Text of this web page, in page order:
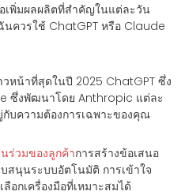
เพิ่มผลผลิตที่สำคัญในแต่ละวัน
ควรใช้ ChatGPT หรือ Claude
หน้าที่สุดในปี 2025 ChatGPT ซึ่ง
ซึ่งพัฒนาโดย Anthropic แต่ละ
บความต้องการเฉพาะของคุณ
ร่วมของลูกค้าการสร้างข้อเสนอ
สนุนระบบอัตโนมัติ การเข้าใจ
อกเครื่องมือที่เหมาะสมได้